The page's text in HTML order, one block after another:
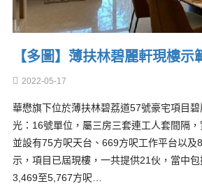
【多圖】薄扶林碧麗軒現樓示
2022-05-17
華懋旗下位於薄扶林碧荔道57號豪宅項目
光：16號單位，屬三房三套連工人套間隔，
並設有75方呎天台、669方呎工作平台以及
示，項目已屆現樓，一共提供21伙，當中
3,469至5,767方呎…